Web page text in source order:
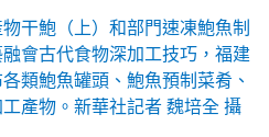
干鮑（上）和部門速凍鮑魚制
會古代食物深加工技巧，福建
類鮑魚罐頭、鮑魚預制菜肴、
產物。新華社記者 魏培全 攝